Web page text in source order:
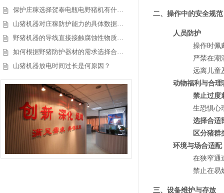
保护庄稼选择贺泰电瓶电野猪机有什…
山猪机器对庄稼防护能力的具体数据…
野猪机器的导线直接接触腐蚀性物质…
如何根据野猪防护器材的需求选择合…
山猪机器放电时间过长是何原因？
二、 操作中的安全规范
人员防护
操作时佩
严禁在潮
远离儿童
动物福利与合理
禁止过度
生恐惧心
选择合适
区分猪群
环境与场合适配
在狭窄通
禁止在易
三、 设备维护与存放